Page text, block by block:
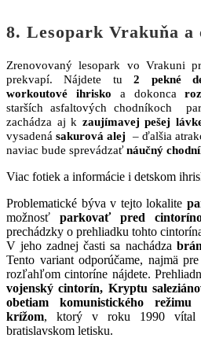
8. Lesopark Vrakuňa
Zrenovovaný lesopark vo Vrakuni
prekvapí. Nájdete tu2 pekné
workoutové ihrisko a dokonca
starších asfaltových chodníkoch
zachádza aj k zaujímavej pešej
vysadenásakurová alej
– ďalšia
naviac bude sprevádzať náučný
Viac fotiek a informácie i detskom
Problematické býva v tejto lokalite
možnosť parkovať pred
prechádzky o prehliadku tohto
V jeho zadnej časti sa nachádza
Tento variant odporúčame, najmä
rozľahľom cintoríne nájdete.
vojenský cintorín, Kryptu
obetiam komunistického režimu
krížom, ktorý v roku 1990 vítal
bratislavskom letisku.